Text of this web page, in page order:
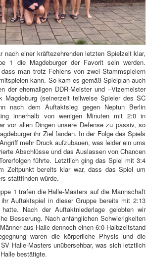
nach einer kräftezehrenden letzten Spielzeit klar,
1 die Magdeburger der Favorit sein werden.
man trotz Fehlens von zwei Stammspielern
kann. So kam es gemäß Spielplan auch
der ehemaligen DDR-Meister und –Vizemeister
Magdeburg (seinerzeit teilweise Spieler des SC
nach dem Auftaktsieg gegen Neptun Berlin
innerhalb von wenigen Minuten mit 2:0 in
vor allen Dingen unsere Defense zu passiv, so
ihr Ziel fanden. In der Folge des Spiels
mehr Druck aufzubauen, was leider ein ums
Abschlüsse und das Auslassen von Chancen
führte. Letztlich ging das Spiel mit 3:4
Zeitpunkt bereits klar war, dass das Spiel um
stattfinden würde.
1 trafen die Halle-Masters auf die Mannschaft
Auftaktspiel in dieser Gruppe bereits mit 2:13
Nach der Auftaktniederlage gelobten wir
Besserung. Nach anfänglichen Schwierigkeiten
aus Halle dennoch einen 6:0-Halbzeitstand
waren die körperliche Physis und die
Halle-Masters unübersehbar, was sich letztlich
bestätigte.